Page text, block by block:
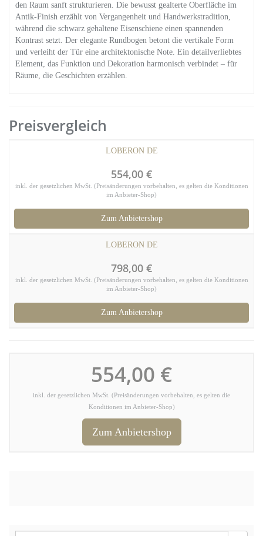
den Raum sanft strukturieren. Die bewusst gealterte Oberfläche im
Antik-Finish erzählt von Vergangenheit und Handwerkstradition,
während die schwarz gehaltene Eisenschiene einen spannenden
Kontrast setzt. Der elegante Rundbogen betont die vertikale Form
und verleiht der Tür eine architektonische Note. Ein detailverliebtes
Element, das Funktion und Dekoration harmonisch verbindet – für
Räume, die Geschichten erzählen.
Preisvergleich
LOBERON DE
554,00 €
inkl. der gesetzlichen MwSt. (Preisänderungen vorbehalten, es gelten die Konditionen
im Anbieter-Shop)
Zum Anbietershop
LOBERON DE
798,00 €
inkl. der gesetzlichen MwSt. (Preisänderungen vorbehalten, es gelten die Konditionen
im Anbieter-Shop)
Zum Anbietershop
554,00 €
inkl. der gesetzlichen MwSt. (Preisänderungen vorbehalten, es gelten die
Konditionen im Anbieter-Shop)
Zum Anbietershop